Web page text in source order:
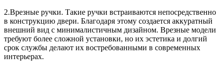
2.Врезные ручки. Такие ручки встраиваются непосредственно
в конструкцию двери. Благодаря этому создается аккуратный
внешний вид с минималистичным дизайном. Врезные модели
требуют более сложной установки, но их эстетика и долгий
срок службы делают их востребованными в современных
интерьерах.